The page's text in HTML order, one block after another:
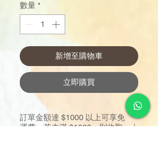
數量 *
新增至購物車
立即購買
訂單金額達 $1000 以上可享免
運費。若未滿 $1000，則收取